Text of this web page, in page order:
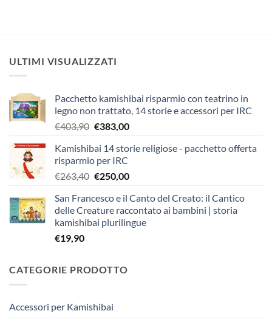
ULTIMI VISUALIZZATI
Pacchetto kamishibai risparmio con teatrino in
legno non trattato, 14 storie e accessori per IRC
€403,90 Il
originale
era:
€403,90.
€383,00Il
attuale
€383,00.
Kamishibai 14 storie religiose - pacchetto offerta
risparmio per IRC
€263,40 Il
originale
era:
€263,40.
€250,00Il
attuale
è:
€250,00.
San Francesco e il Canto del Creato: il Cantico
delle Creature raccontato ai bambini | storia
kamishibai plurilingue
€19,90
CATEGORIE PRODOTTO
Accessori per Kamishibai